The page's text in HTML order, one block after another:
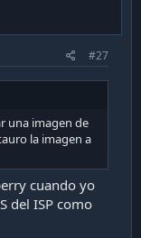
#27
una imagen de
la imagen a
cuando yo
del ISP como